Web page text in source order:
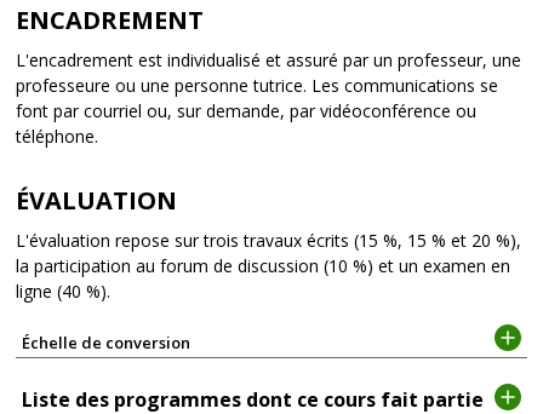
ENCADREMENT
L'encadrement est individualisé et assuré par un professeur, une
professeure ou une personne tutrice. Les communications se
font par courriel ou, sur demande, par vidéoconférence ou
téléphone.
ÉVALUATION
L'évaluation repose sur trois travaux écrits (15 %, 15 % et 20 %),
la participation au forum de discussion (10 %) et un examen en
ligne (40 %).
Échelle de conversion
Liste des programmes dont ce cours fait partie